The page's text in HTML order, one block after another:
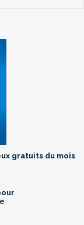
gratuits du mois